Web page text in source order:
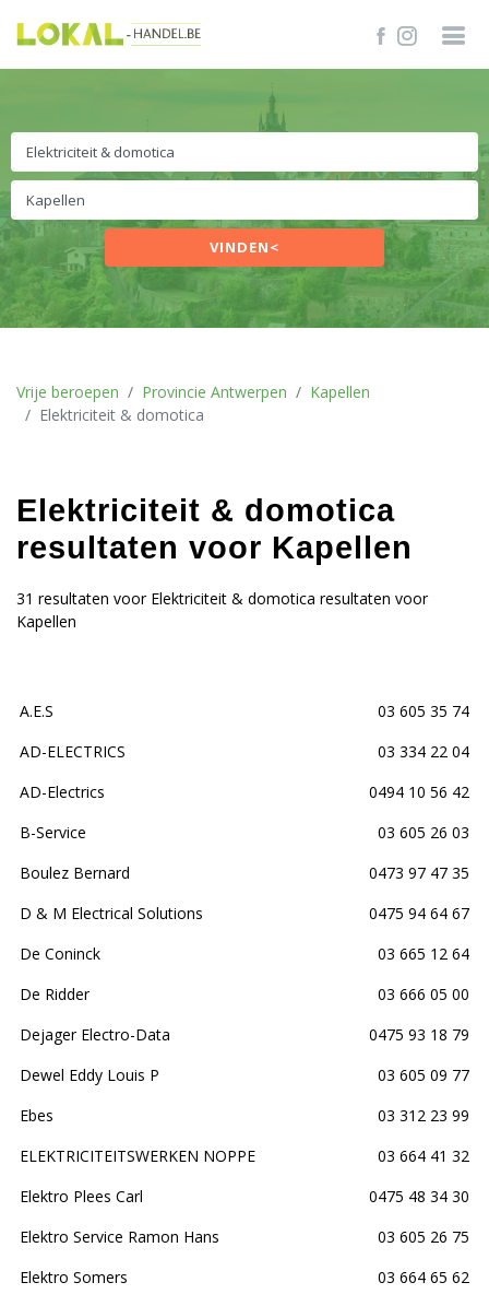
VINDEN<
Vrije beroepen Provincie Antwerpen
Kapellen
Elektriciteit & domotica
Elektriciteit & domotica
resultaten voor Kapellen
31 resultaten voor Elektriciteit & domotica resultaten voor
Kapellen
A.E.S
03 605 35 74
AD-ELECTRICS
03 334 22 04
AD-Electrics
0494 10 56 42
B-Service
03 605 26 03
Boulez Bernard
0473 97 47 35
D & M Electrical Solutions
0475 94 64 67
De Coninck
03 665 12 64
De Ridder
03 666 05 00
Dejager Electro-Data
0475 93 18 79
Dewel Eddy Louis P
03 605 09 77
Ebes
03 312 23 99
ELEKTRICITEITSWERKEN NOPPE
03 664 41 32
Elektro Plees Carl
0475 48 34 30
Elektro Service Ramon Hans
03 605 26 75
Elektro Somers
03 664 65 62